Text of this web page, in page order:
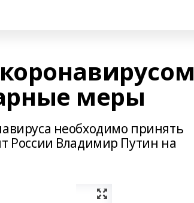
меры
необходимо принять
России Владимир Путин на